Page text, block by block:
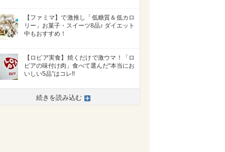
【ファミマ】で激推し「低糖質＆低カロ
リー」お菓子・スイーツ8品♪ ダイエット
中もおすすめ！
【ロピア実食】焼くだけで激ウマ！「ロ
ピアの味付け肉」食べて選んだ“本当にお
いしい5品”はコレ!!
続きを読み込む